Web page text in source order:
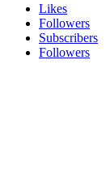
Likes
Followers
Subscribers
Followers